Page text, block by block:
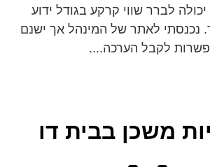
לברר שווי קרקע בגודל ידוע
נכנסתי לאתר של המינהל אך ישנם
לקבל הערכה....
משכן בבית דו